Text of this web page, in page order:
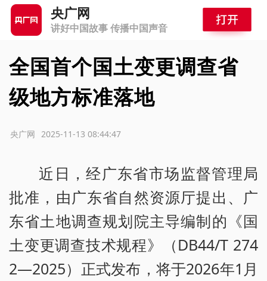
央广网
讲好中国故事 传播中国声音
全国首个国土变更调查省
级地方标准落地
2025-11-13 08:44:47
央广网
近日，经广东省市场监督管理局
批准，由广东省自然资源厅提出、广
东省土地调查规划院主导编制的《国
土变更调查技术规程》（DB44/T 274
2—2025）正式发布，将于2026年1月